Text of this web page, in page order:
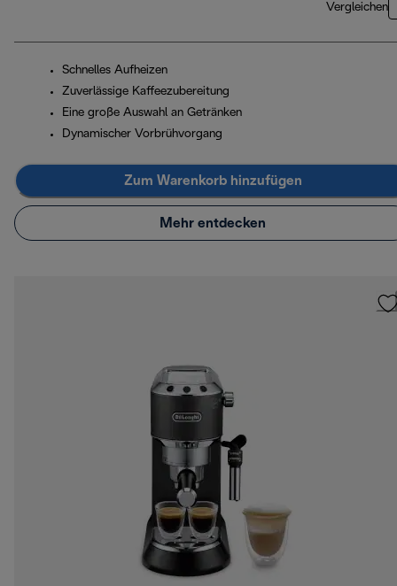
Vergleichen
Schnelles Aufheizen
Zuverlässige Kaffeezubereitung
Eine große Auswahl an Getränken
Dynamischer Vorbrühvorgang
Zum Warenkorb hinzufügen
Mehr entdecken